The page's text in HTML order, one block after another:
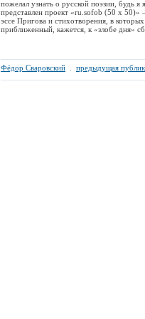
пожелал узнать о русской поэзии, будь
представлен проект «ru.sofob (50 х
эссе Пригова и стихотворения, в
приближенный, кажется, к «злобе дня»
Фёдор Сваровский предыдущая